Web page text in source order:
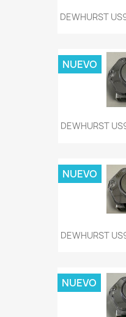
DEWHURST
DEWHURST
NUEVO
DEWHURST
NUEVO
NUEVO